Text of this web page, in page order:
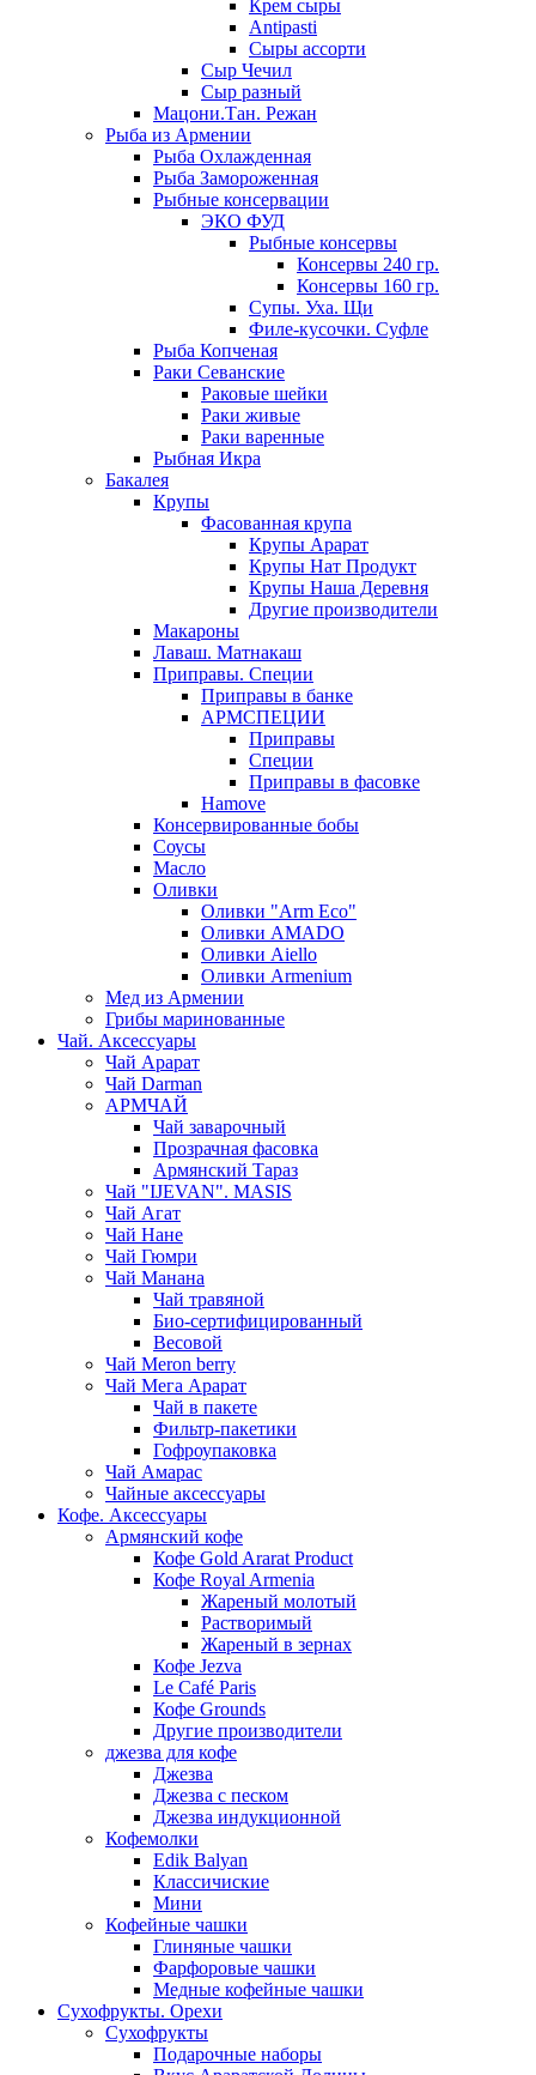
Крем сыры
Antipasti
Сыры ассорти
Сыр Чечил
Сыр разный
Мацони.Тан. Режан
Рыба из Армении
Рыба Охлажденная
Рыба Замороженная
Рыбные консервации
ЭКО ФУД
Рыбные консервы
Консервы 240 гр.
Консервы 160 гр.
Супы. Уха. Щи
Филе-кусочки. Суфле
Рыба Копченая
Раки Севанские
Раковые шейки
Раки живые
Раки варенные
Рыбная Икра
Бакалея
Крупы
Фасованная крупа
Крупы Арарат
Крупы Нат Продукт
Крупы Наша Деревня
Другие производители
Макароны
Лаваш. Матнакаш
Приправы. Специи
Приправы в банке
АРМСПЕЦИИ
Приправы
Специи
Приправы в фасовке
Hamove
Консервированные бобы
Соусы
Масло
Оливки
Оливки "Arm Eco"
Оливки AMADO
Оливки Aiello
Оливки Armenium
Мед из Армении
Грибы маринованные
Чай. Аксессуары
Чай Арарат
Чай Darman
АРМЧАЙ
Чай заварочный
Прозрачная фасовка
Армянский Тараз
Чай "IJEVAN". MASIS
Чай Агат
Чай Нане
Чай Гюмри
Чай Манана
Чай травяной
Био-сертифицированный
Весовой
Чай Meron berry
Чай Мега Арарат
Чай в пакете
Фильтр-пакетики
Гофроупаковка
Чай Амарас
Чайные аксессуары
Кофе. Аксессуары
Армянский кофе
Кофе Gold Ararat Product
Кофе Royal Armenia
Жареный молотый
Растворимый
Жареный в зернах
Кофе Jezva
Le Café Paris
Кофе Grounds
Другие производители
джезва для кофе
Джезва
Джезва с песком
Джезва индукционной
Кофемолки
Edik Balyan
Классичиские
Мини
Кофейные чашки
Глиняные чашки
Фарфоровые чашки
Медные кофейные чашки
Сухофрукты. Орехи
Сухофрукты
Подарочные наборы